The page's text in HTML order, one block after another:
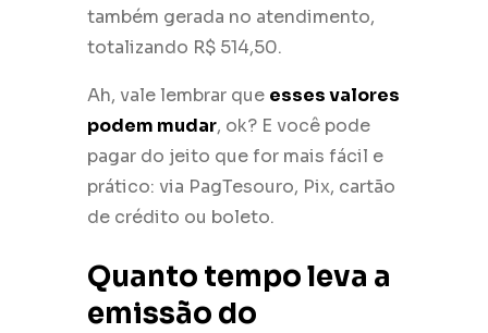
também gerada no atendimento,
totalizando R$ 514,50.
Ah, vale lembrar que esses valores
podem mudar, ok? E você pode
pagar do jeito que for mais fácil e
prático: via PagTesouro, Pix, cartão
de crédito ou boleto.
Quanto tempo leva a
emissão do